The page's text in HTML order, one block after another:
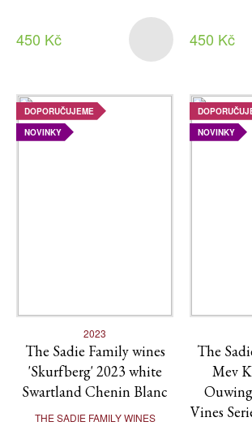
450 Kč 450 Kč
DOPORUČUJEME
NOVINKY
2023
The Sadie Family wines
'Skurfberg' 2023 white
Swartland Chenin Blanc
THE SADIE FAMILY WINES
NOVINKY
The
Mev
Vines